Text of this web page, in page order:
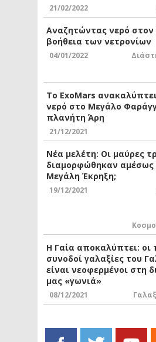
21/02/2022
Αναζητώντας νερό στον
βοήθεια των νετρονίων
04/01/2022
Το ExoMars
νερό στο Μεγάλο
πλανήτη Άρη
21/12/2021
Νέα μελέτη: Οι μαύρες
διαμορφώθηκαν αμέσως
Μεγάλη Έκρηξη;
19/12/2021
Η Γαία αποκαλύπτει: οι
συνοδοί γαλαξίες του
είναι νεοφερμένοι στη
μας «γωνιά»
08/12/2021